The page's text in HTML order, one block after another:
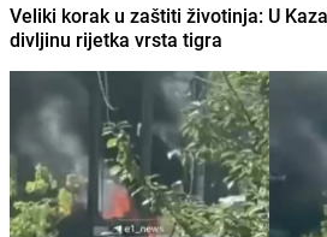
Veliki korak u zaštiti životinja: U
divljinu rijetka vrsta tigra